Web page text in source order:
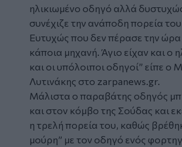
ηλικιωμένο οδηγό αλλά
συνέχιζε την ανάποδη πορεία
Ευτυχώς που δεν πέρασε την ώρα
κάποια μηχανή. Άγιο είχαν και ο
και οι υπόλοιποι οδηγοί” είπε ο
Λυτινάκης στο zarpanews.gr.
Μάλιστα ο παραβάτης οδηγός
και στον κόμβο της Σούδας και
η τρελή πορεία του, καθώς
μούρη” με τον οδηγό ενός